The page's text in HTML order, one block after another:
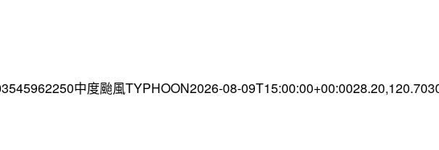
中度颱風TYPHOON2026-08-